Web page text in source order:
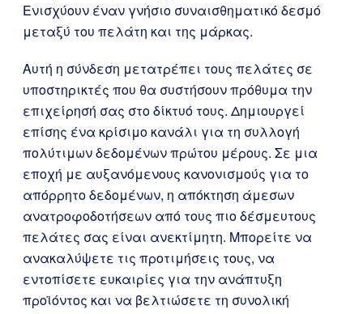
Ενισχύουν έναν γνήσιο συναισθηματικό δεσμό
μεταξύ του πελάτη και της μάρκας.
Αυτή η σύνδεση μετατρέπει τους πελάτες σε
υποστηρικτές που θα συστήσουν πρόθυμα την
επιχείρησή σας στο δίκτυό τους. Δημιουργεί
επίσης ένα κρίσιμο κανάλι για τη συλλογή
πολύτιμων δεδομένων πρώτου μέρους. Σε μια
εποχή με αυξανόμενους κανονισμούς για το
απόρρητο δεδομένων, η απόκτηση άμεσων
ανατροφοδοτήσεων από τους πιο δέσμευτους
πελάτες σας είναι ανεκτίμητη. Μπορείτε να
ανακαλύψετε τις προτιμήσεις τους, να
εντοπίσετε ευκαιρίες για την ανάπτυξη
προϊόντος και να βελτιώσετε τη συνολική